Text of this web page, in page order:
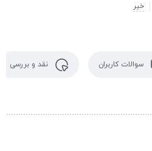
خیر
سوالات کاربران نقد و بررسی